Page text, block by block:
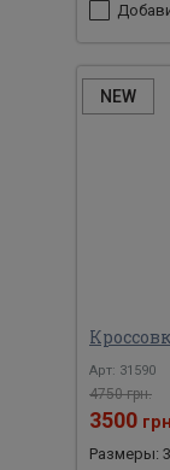
NEW
Арт: 31590
4750 грн.
3500
Размеры: